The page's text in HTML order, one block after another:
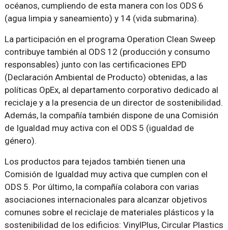
océanos, cumpliendo de esta manera con los ODS 6
(agua limpia y saneamiento) y 14 (vida submarina).
La participación en el programa Operation Clean Sweep
contribuye también al ODS 12 (producción y consumo
responsables) junto con las certificaciones EPD
(Declaración Ambiental de Producto) obtenidas, a las
políticas OpEx, al departamento corporativo dedicado al
reciclaje y a la presencia de un director de sostenibilidad.
Además, la compañía también dispone de una Comisión
de Igualdad muy activa con el ODS 5 (igualdad de
género).
Los productos para tejados también tienen una
Comisión de Igualdad muy activa que cumplen con el
ODS 5. Por último, la compañía colabora con varias
asociaciones internacionales para alcanzar objetivos
comunes sobre el reciclaje de materiales plásticos y la
sostenibilidad de los edificios: VinylPlus, Circular Plastics